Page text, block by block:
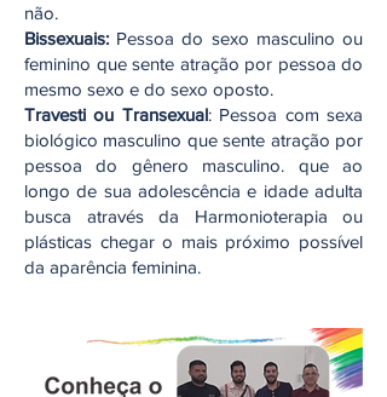
não.
Bissexuais: Pessoa do sexo masculino ou
feminino que sente atração por pessoa do
mesmo sexo e do sexo oposto.
Travesti ou Transexual: Pessoa com sexa
biológico masculino que sente atração por
pessoa do gênero masculino. que ao
longo de sua adolescência e idade adulta
busca através da Harmonioterapia ou
plásticas chegar o mais próximo possível
da aparência feminina.